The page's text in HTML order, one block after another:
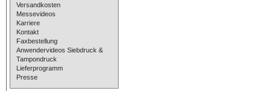
Versandkosten
Messevideos
Karriere
Kontakt
Faxbestellung
Anwendervideos Siebdruck &
Tampondruck
Lieferprogramm
Presse